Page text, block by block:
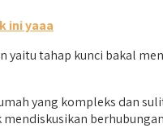
ini yaaa
tahap kunci bakal
yang kompleks dan